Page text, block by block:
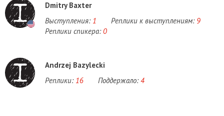
Dmitry Baxter
Выступления: 1 Реплики к выступлениям: 9
Реплики спикера: 0
Andrzej Bazylecki
Реплики: 16 Поддержало: 4